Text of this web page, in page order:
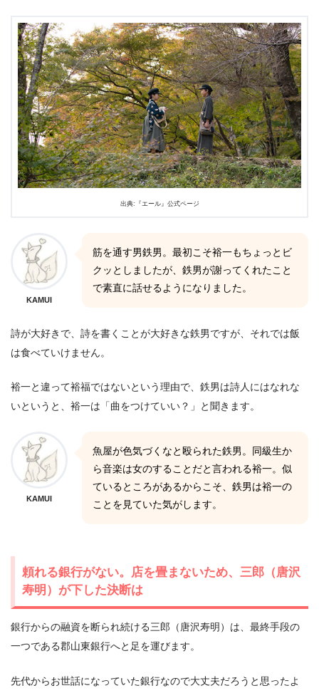
出典:『エール』公式ページ
KAMUI
筋を通す男鉄男。最初こそ裕一もちょっとビ
クッとしましたが、鉄男が謝ってくれたこと
で素直に話せるようになりました。
詩が大好きで、詩を書くことが大好きな鉄男ですが、それでは飯
は食べていけません。
裕一と違って裕福ではないという理由で、鉄男は詩人にはなれな
いというと、裕一は「曲をつけていい？」と聞きます。
KAMUI
魚屋が色気づくなと殴られた鉄男。同級生か
ら音楽は女のすることだと言われる裕一。似
ているところがあるからこそ、鉄男は裕一の
ことを見ていた気がします。
頼れる銀行がない。店を畳まないため、三郎（唐沢
寿明）が下した決断は
銀行からの融資を断られ続ける三郎（唐沢寿明）は、最終手段の
一つである郡山東銀行へと足を運びます。
先代からお世話になっていた銀行なので大丈夫だろうと思ったよ